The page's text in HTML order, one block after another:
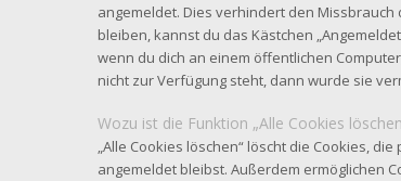
angemeldet. Dies verhindert den
bleiben, kannst du das Kästchen
wenn du dich an einem öffentlichen
nicht zur Verfügung steht, dann wurde sie
Wozu ist die Funktion „Alle Cookies
„Alle Cookies löschen“ löscht die Cookies,
angemeldet bleibst. Außerdem ermöglichen